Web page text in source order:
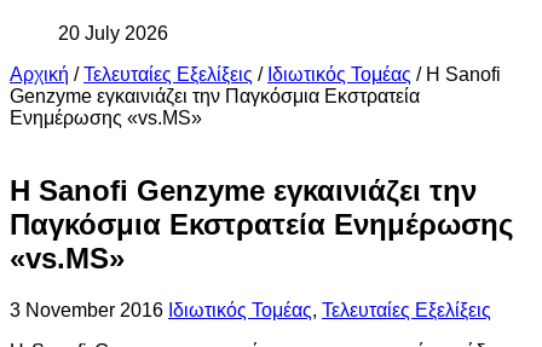
20 July 2026
Αρχική / Τελευταίες Εξελίξεις / Ιδιωτικός Τομέας / Η Sanofi
Genzyme εγκαινιάζει την Παγκόσμια Εκστρατεία
Ενημέρωσης «vs.MS»
Η Sanofi Genzyme εγκαινιάζει την
Παγκόσμια Εκστρατεία Ενημέρωσης
«vs.MS»
3 November 2016 Ιδιωτικός Τομέας, Τελευταίες Εξελίξεις